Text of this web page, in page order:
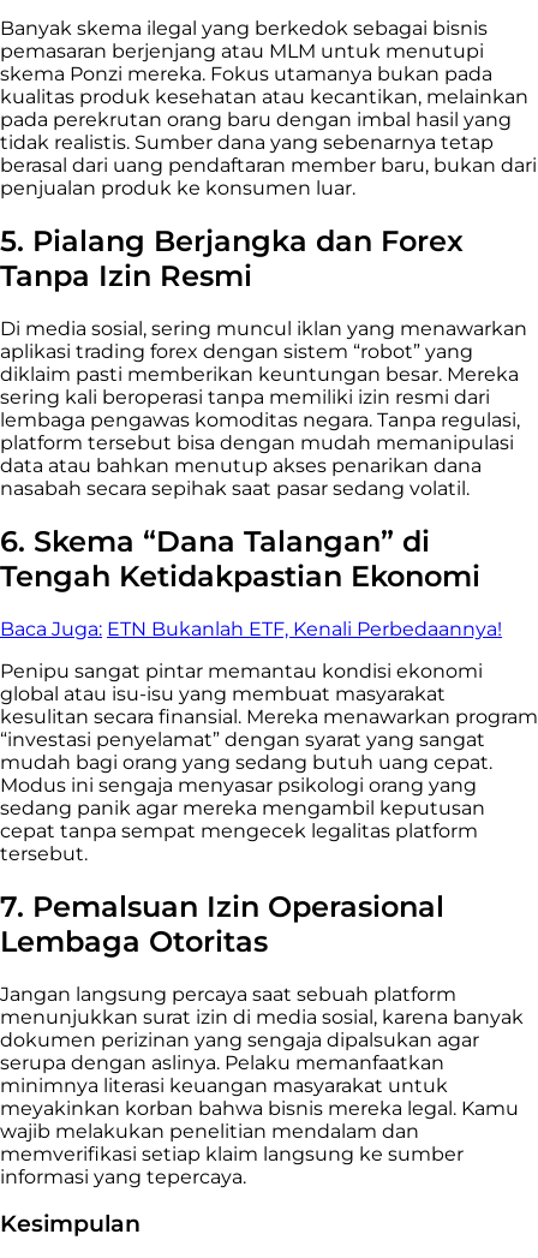
Banyak skema ilegal yang berkedok sebagai bisnis
pemasaran berjenjang atau MLM untuk menutupi
skema Ponzi mereka. Fokus utamanya bukan pada
kualitas produk kesehatan atau kecantikan, melainkan
pada perekrutan orang baru dengan imbal hasil yang
tidak realistis. Sumber dana yang sebenarnya tetap
berasal dari uang pendaftaran member baru, bukan dari
penjualan produk ke konsumen luar.
5. Pialang Berjangka dan Forex
Tanpa Izin Resmi
Di media sosial, sering muncul iklan yang menawarkan
aplikasi trading forex dengan sistem “robot” yang
diklaim pasti memberikan keuntungan besar. Mereka
sering kali beroperasi tanpa memiliki izin resmi dari
lembaga pengawas komoditas negara. Tanpa regulasi,
platform tersebut bisa dengan mudah memanipulasi
data atau bahkan menutup akses penarikan dana
nasabah secara sepihak saat pasar sedang volatil.
6. Skema “Dana Talangan” di
Tengah Ketidakpastian Ekonomi
Baca Juga: ETN Bukanlah ETF, Kenali Perbedaannya!
Penipu sangat pintar memantau kondisi ekonomi
global atau isu-isu yang membuat masyarakat
kesulitan secara finansial. Mereka menawarkan program
“investasi penyelamat” dengan syarat yang sangat
mudah bagi orang yang sedang butuh uang cepat.
Modus ini sengaja menyasar psikologi orang yang
sedang panik agar mereka mengambil keputusan
cepat tanpa sempat mengecek legalitas platform
tersebut.
7. Pemalsuan Izin Operasional
Lembaga Otoritas
Jangan langsung percaya saat sebuah platform
menunjukkan surat izin di media sosial, karena banyak
dokumen perizinan yang sengaja dipalsukan agar
serupa dengan aslinya. Pelaku memanfaatkan
minimnya literasi keuangan masyarakat untuk
meyakinkan korban bahwa bisnis mereka legal. Kamu
wajib melakukan penelitian mendalam dan
memverifikasi setiap klaim langsung ke sumber
informasi yang tepercaya.
Kesimpulan